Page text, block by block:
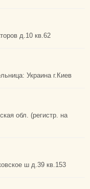
д.10 кв.62
Украина г.Киев
обл. (регистр. на
ш д.39 кв.153